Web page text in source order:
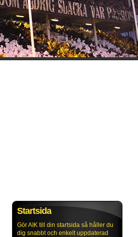
Startsida
Gör AIK till din startsida så håller du
dig snabbt och enkelt uppdaterad